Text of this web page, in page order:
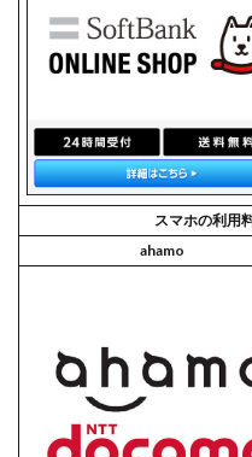
スマホの利用
ahamo